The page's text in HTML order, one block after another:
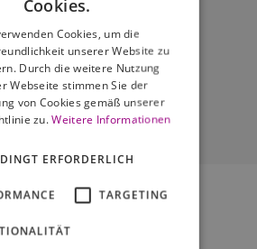
Cookies.
Cookies, um die
unserer Website zu
Durch die weitere Nutzung
Webseite stimmen Sie der
von Cookies gemäß unserer
zu.Weitere Informationen
ERFORDERLICH
TARGETING